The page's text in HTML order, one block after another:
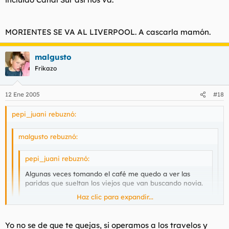
dan este tipo de programas de los andaluces las veces que
sea de público o invitados a éste tipo de programas es
representativa de un estrato de población muy
determinado. De mala condición cultural y tal.
Un amigo estaba en Amsterdam y conocio a una gente de no
MORIENTES SE VA AL LIVERPOOL. A cascarla mamón.
malgusto
Frikazo
12 Ene 2005 #18
pepi_juani rebuznó:
malgusto rebuznó:
pepi_juani rebuznó:
Algunas veces tomando el café me quedo a ver las
paridas que sueltan los viejos que van buscando novia.
Una vez, en la puerta de casa había un viejo con un
Haz clic para expandir...
Yo no se de que te quejas, si operamos a los travelos y